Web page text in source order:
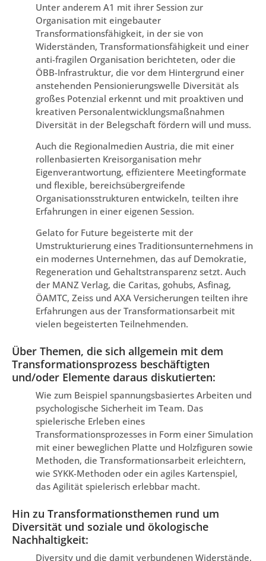
Unter anderem A1 mit ihrer Session zur
Organisation mit eingebauter
Transformationsfähigkeit, in der sie von
Widerständen, Transformationsfähigkeit und einer
anti-fragilen Organisation berichteten, oder die
ÖBB-Infrastruktur, die vor dem Hintergrund einer
anstehenden Pensionierungswelle Diversität als
großes Potenzial erkennt und mit proaktiven und
kreativen Personalentwicklungsmaßnahmen
Diversität in der Belegschaft fördern will und muss.
Auch die Regionalmedien Austria, die mit einer
rollenbasierten Kreisorganisation mehr
Eigenverantwortung, effizientere Meetingformate
und flexible, bereichsübergreifende
Organisationsstrukturen entwickeln, teilten ihre
Erfahrungen in einer eigenen Session.
Gelato for Future begeisterte mit der
Umstrukturierung eines Traditionsunternehmens in
ein modernes Unternehmen, das auf Demokratie,
Regeneration und Gehaltstransparenz setzt. Auch
der MANZ Verlag, die Caritas, gohubs, Asfinag,
ÖAMTC, Zeiss und AXA Versicherungen teilten ihre
Erfahrungen aus der Transformationsarbeit mit
vielen begeisterten Teilnehmenden.
Über Themen, die sich allgemein mit dem
Transformationsprozess beschäftigten
und/oder Elemente daraus diskutierten:
Wie zum Beispiel spannungsbasiertes Arbeiten und
psychologische Sicherheit im Team. Das
spielerische Erleben eines
Transformationsprozesses in Form einer Simulation
mit einer beweglichen Platte und Holzfiguren sowie
Methoden, die Transformationsarbeit erleichtern,
wie SYKK-Methoden oder ein agiles Kartenspiel,
das Agilität spielerisch erlebbar macht.
Hin zu Transformationsthemen rund um
Diversität und soziale und ökologische
Nachhaltigkeit:
Diversity und die damit verbundenen Widerstände,